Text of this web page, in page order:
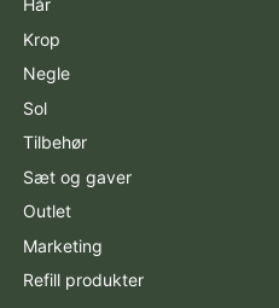
Hår
Krop
Negle
Sol
Tilbehør
Sæt og gaver
Outlet
Marketing
Refill produkter